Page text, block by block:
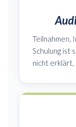
Teilnahmen,
Schulung ist
nicht erklärt,